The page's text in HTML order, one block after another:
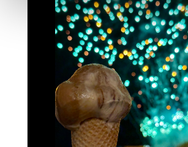
and set your preferences in thedetails
Guk eta gure bazkideek zure datu
prozesatzen ditugu, zure IP zenbakia,
teknologia erabiliz, cookieak adibidez,
pertsonalizatuak eskaintzeko, iragarkiak
neurtzeko, jendeari buruzko informazioa
produktuak garatzeko. Zure datuak nork
erabiltzen dituen hauta dezakezu.